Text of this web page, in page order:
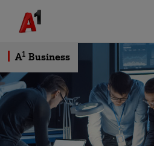
Skip to Main Content
A1 Business